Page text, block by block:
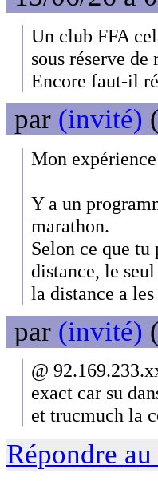
Un club FFA
sous réserve
Encore faut-il
par (invité)
Mon
Y a un
marathon.
Selon ce que
distance, le
la distance a les
par (invité)
@
exact car su
et trucmuch la
Répondre au